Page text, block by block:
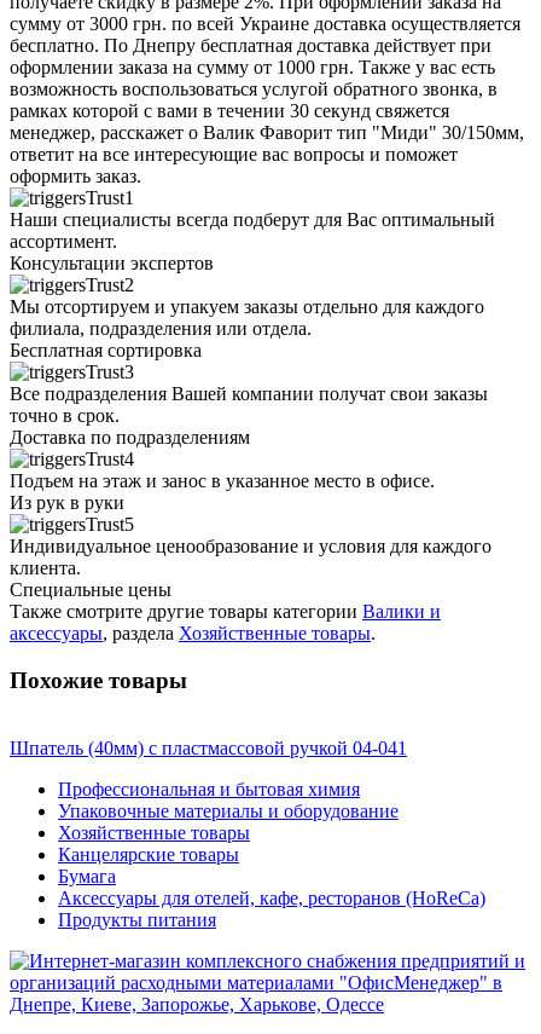
сумму от 3000 грн. по всей Украине доставка осуществляется
бесплатно. По Днепру бесплатная доставка действует при
оформлении заказа на сумму от 1000 грн. Также у вас есть
возможность воспользоваться услугой обратного звонка, в
рамках которой с вами в течении 30 секунд свяжется
менеджер, расскажет о Валик Фаворит тип "Миди" 30/150мм,
ответит на все интересующие вас вопросы и поможет
оформить заказ.
Наши специалисты всегда подберут для Вас оптимальный
ассортимент.
Консультации экспертов
Мы отсортируем и упакуем заказы отдельно для каждого
филиала, подразделения или отдела.
Бесплатная сортировка
Все подразделения Вашей компании получат свои заказы
точно в срок.
Доставка по подразделениям
Подъем на этаж и занос в указанное место в офисе.
Из рук в руки
Индивидуальное ценообразование и условия для каждого
клиента.
Специальные цены
Также смотрите другие товары категории Валики и
аксессуары, раздела Хозяйственные товары.
Похожие товары
Шпатель (40мм) с пластмассовой ручкой 04-041
Профессиональная и бытовая химия
Упаковочные материалы и оборудование
Хозяйственные товары
Канцелярские товары
Бумага
Аксессуары для отелей, кафе, ресторанов (HoReCa)
Продукты питания